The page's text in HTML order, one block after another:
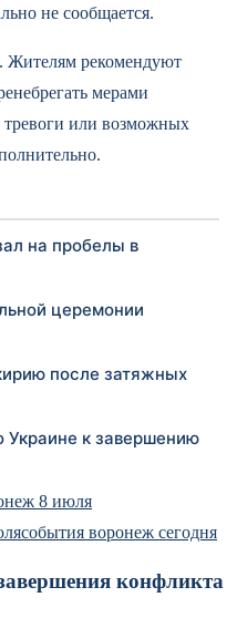
не сообщается.
Жителям рекомендуют
мерами
тревоги или возможных
на пробелы в
церемонии
после затяжных
Украине к завершению
8 июля
события воронеж сегодня
конфликта